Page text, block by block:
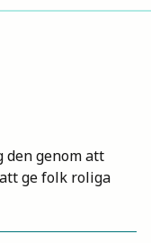
den genom att
ge folk roliga